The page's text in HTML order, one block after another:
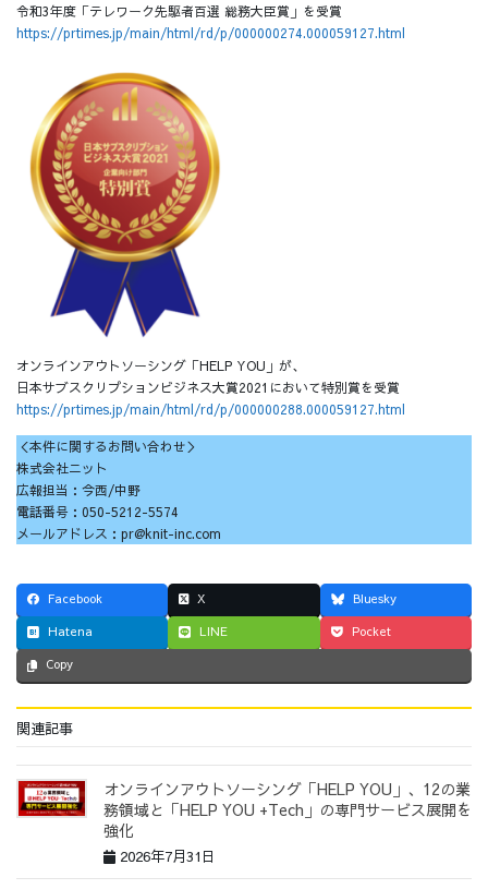
令和3年度「テレワーク先駆者百選 総務大臣賞」を受賞
https://prtimes.jp/main/html/rd/p/000000274.000059127.html
オンラインアウトソーシング「HELP YOU」が、
日本サブスクリプションビジネス大賞2021において特別賞を受賞
https://prtimes.jp/main/html/rd/p/000000288.000059127.html
＜本件に関するお問い合わせ＞
株式会社ニット
広報担当：今西/中野
電話番号：050-5212-5574
メールアドレス：pr@knit-inc.com
Facebook X
Bluesky
Hatena
LINE Pocket
Copy
関連記事
オンラインアウトソーシング「HELP YOU」、12の業
務領域と「HELP YOU +Tech」の専門サービス展開を
強化
2026年7月31日